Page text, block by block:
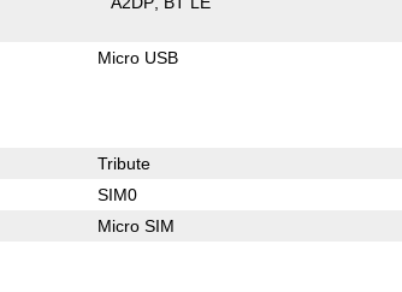
Micro USB
Tribute
SIM0
Micro SIM